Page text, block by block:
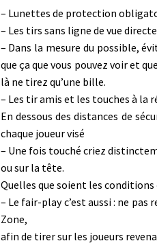
– Lunettes de protection
– Les tirs sans ligne de vue
– Dans la mesure du possible,
que ça que vous pouvez voir et
là ne tirez qu’une bille.
– Les tir amis et les touches à la
En dessous des distances de
chaque joueur visé
– Une fois touché criez
ou sur la tête.
Quelles que soient les
– Le fair-play c’est aussi : ne pas
Zone,
afin de tirer sur les joueurs